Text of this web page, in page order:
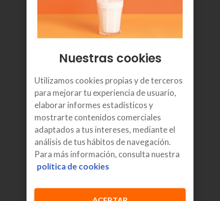
Reparación o sustitución inmediata e in situ contra
Seguridad garantizada
incluidas.
Nuestras cookies
Utilizamos cookies propias y de terceros
para mejorar tu experiencia de usuario,
elaborar informes estadísticos y
mostrarte contenidos comerciales
adaptados a tus intereses, mediante el
análisis de tus hábitos de navegación.
Para más información, consulta nuestra
política de cookies